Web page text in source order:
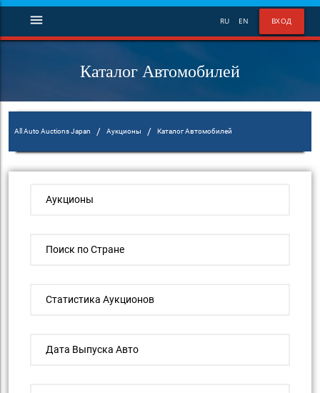
ВХОД
RU EN
menu
Каталог Автомобилей
All Auto Auctions Japan / Аукционы / Каталог Автомобилей
Аукционы
Поиск по Стране
Статистика Аукционов
Дата Выпуска Авто